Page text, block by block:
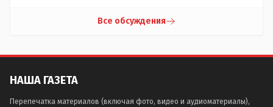
Все обсуждения
НАША ГАЗЕТА
Перепечатка материалов (включая фото, видео и аудиоматериалы),